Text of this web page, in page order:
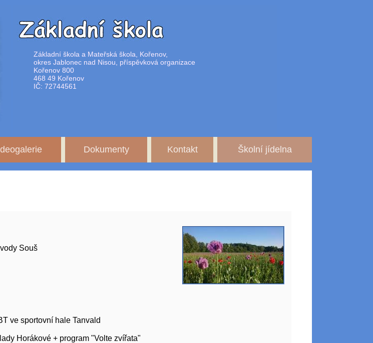
Základní škola a Mateřská škola, Kořenov,
okres Jablonec nad Nisou, příspěvková organizace
Kořenov 800
468 49 Kořenov
IČ: 72744561
Dokumenty Kontakt Školní jídelna
Souš
ve sportovní hale Tanvald
Horákové + program "Volte zvířata"